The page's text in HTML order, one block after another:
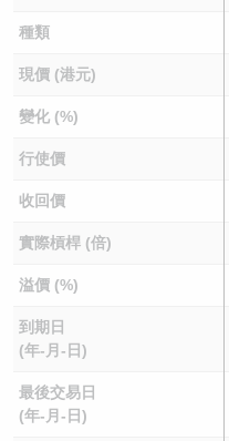
種類
現價 (港元)
變化 (%)
行使價
收回價
實際槓桿 (倍)
溢價 (%)
到期日
(年-月-日)
最後交易日
(年-月-日)
牛熊證文件及公告 (瑞信)
收市競價變化